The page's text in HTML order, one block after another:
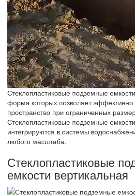
Стеклопластиковые подземные
форма которых позволяет эффективно
пространство при ограниченных
Стеклопластиковые подземные
интегрируются в системы
любого масштаба.
Стеклопластиковые
емкости вертикальная